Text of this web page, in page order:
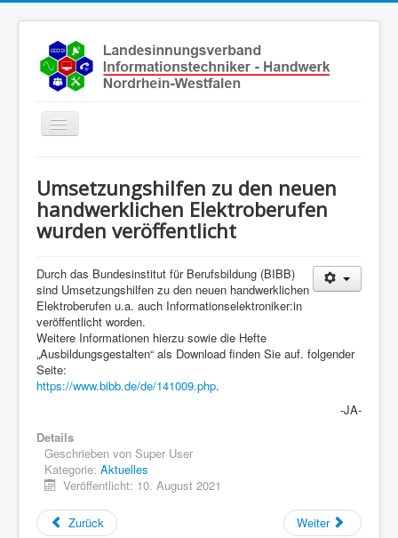
Toggle
Aktuelles
Über uns
Ausbildung
Fachbetriebe
Unsere Kontaktdaten
Links
Datenschutz
Umsetzungshilfen zu den neuen
handwerklichen Elektroberufen
wurden veröffentlicht
Durch das Bundesinstitut für Berufsbildung (BIBB)
sind Umsetzungshilfen zu den neuen handwerklichen
Elektroberufen u.a. auch Informationselektroniker:in
veröffentlicht worden.
Weitere Informationen hierzu sowie die Hefte
„Ausbildungsgestalten“ als Download finden Sie auf. folgender
Seite:
https://www.bibb.de/de/141009.php.
-JA-
Details
Geschrieben von Super User
Kategorie: Aktuelles
Veröffentlicht: 10. August 2021
Zurück Weiter